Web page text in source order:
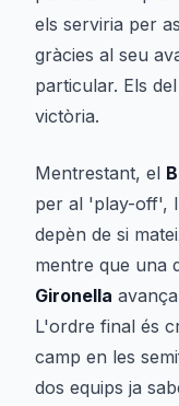
els serviria per
gràcies al seu
particular. Els
victòria.
Mentrestant, el
per al 'play-off',
depèn de si
mentre que una
Gironella
L'ordre final és
camp en les
dos equips ja